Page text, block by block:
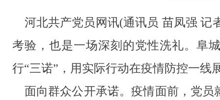
河北共产党员网讯(通讯员 苗凤强 记
考验，也是一场深刻的党性洗礼。阜
行“三诺” ，用实际行动在疫情防控一
面向群众公开承诺。疫情面前，党员